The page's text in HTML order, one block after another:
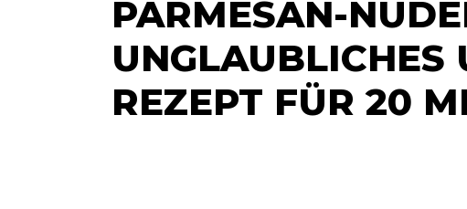
PARMESAN-
UNGLAUBLICHES
REZEPT FÜR 20